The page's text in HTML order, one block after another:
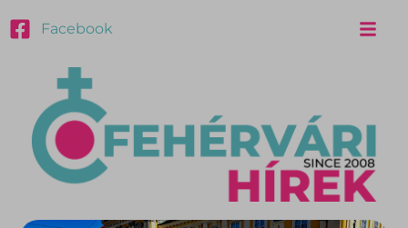
Facebook